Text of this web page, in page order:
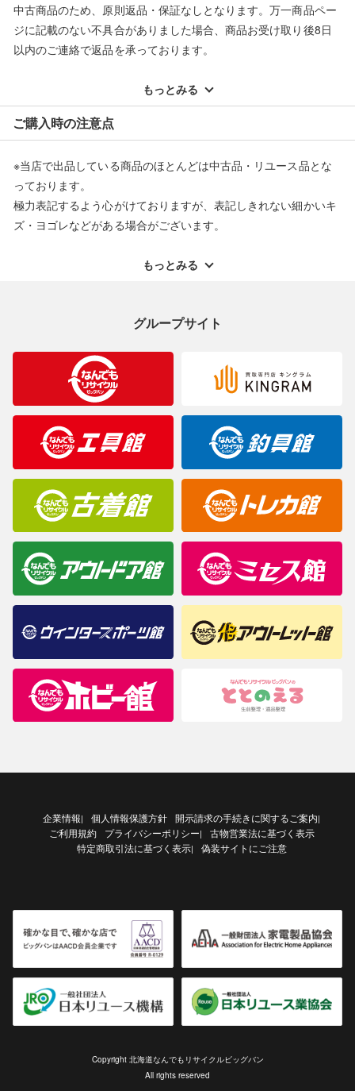
■当店は税法を遵守した営業を行っております。
■弊社（株式会社オカモト）を装った偽装サイトにご注意くださ
弊社（株式会社オカモト）の商品画像や文章を無断盗用した『偽
装サイト』を確認しておりますが、
当店とは一切関係がございませんのでご注意ください。
中古商品のため、原則返品・保証なしとなります。万一商品ペー
ジに記載のない不具合がありました場合、商品お受け取り後8日
以内のご連絡で返品を承っております。
配送料ともに当社負担で対応いたします。
※オンラインストアで購入頂いた商品は、店頭での返品はお受け
できません。また、商品の修理及び交換に関しては承ることがで
返品・交換について
もっとみる
ご購入時の注意点
※当店で出品している商品のほとんどは中古品・リユース品とな
っております。
極力表記するよう心がけておりますが、表記しきれない細かいキ
ズ・ヨゴレなどがある場合がございます。
ご理解くださいますようお願い申し上げます。
合がございますのでご了承ください。
※表記したカラー名は、当社が判断した名称を掲載しています。
製造元が定めたカラー名と異なることもあります。色調などご不
明なことがありましたらご購入前にお問い合わせください。
商品について
もっとみる
グループサイト
企業情報| 個人情報保護方針 開示請求の手続きに関するご案内|
ご利用規約 プライバシーポリシー|
古物営業法に基づく表示
特定商取引法に基づく表示| 偽装サイトにご注意
Copyright 北海道なんでもリサイクルビッグバン
All rights reserved